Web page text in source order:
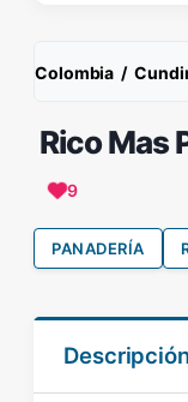
Colombia /
Rico Mas
9
PANADERÍA
Descripción